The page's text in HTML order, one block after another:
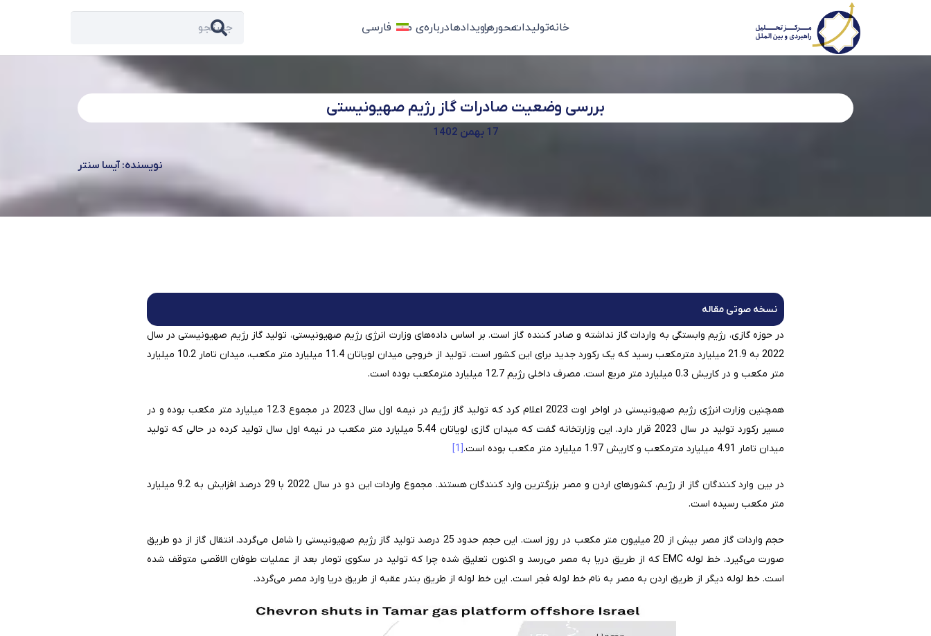
خانهتولیداتمحورهارویدادهادرباره‌ی ما فارسی
بررسی وضعیت صادرات گاز رژیم صهیونیستی
17 بهمن 1402
نویسنده: آیسا سنتر
نسخه صوتی مقاله
در حوزه گازی، رژیم وابستگی به واردات گاز نداشته و صادر کننده گاز است. بر اساس داده‌های وزارت انرژی رژیم صهیونیستی، تولید گاز رژیم صهیونیستی در سال
2022 به 21.9 میلیارد مترمکعب رسید که یک رکورد جدید برای این کشور است. تولید از خروجی میدان لویاتان 11.4 میلیارد متر مکعب، میدان تامار 10.2 میلیارد
متر مکعب و در کاریش 0.3 میلیارد متر مربع است. مصرف داخلی رژیم 12.7 میلیارد مترمکعب بوده است.
همچنین وزارت انرژی رژیم صهیونیستی در اواخر اوت 2023 اعلام کرد که تولید گاز رژیم در نیمه اول سال 2023 در مجموع 12.3 میلیارد متر مکعب بوده و در
مسیر رکورد تولید در سال 2023 قرار دارد. این وزارتخانه گفت که میدان گازی لویاتان 5.44 میلیارد متر مکعب در نیمه اول سال تولید کرده در حالی که تولید
میدان تامار 4.91 میلیارد مترمکعب و کاریش 1.97 میلیارد متر مکعب بوده است.
[1]
در بین وارد کنندگان گاز از رژیم، کشورهای اردن و مصر بزرگترین وارد کنندگان هستند. مجموع واردات این دو در سال 2022 با 29 درصد افزایش به 9.2 میلیارد
متر مکعب رسیده است.
حجم واردات گاز مصر بیش از 20 میلیون متر مکعب در روز است. این حجم حدود 25 درصد تولید گاز رژیم صهیونیستی را شامل می‌گردد. انتقال گاز از دو طریق
صورت می‌گیرد. خط لوله EMC که از طریق دریا به مصر می‌رسد و اکنون تعلیق شده چرا که تولید در سکوی تومار بعد از عملیات طوفان الاقصی متوقف شده
است. خط لوله دیگر از طریق اردن به مصر به نام خط لوله فجر است. این خط لوله از طریق بندر عقبه از طریق دریا وارد مصر می‌گردد.